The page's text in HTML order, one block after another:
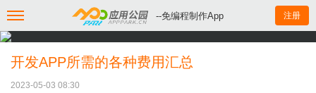
--免编程制作App 注册
开发APP所需的各种费用汇总
2023-05-03 08:30